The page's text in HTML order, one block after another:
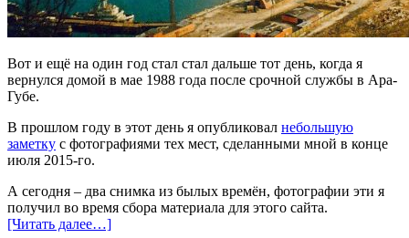
Вот и ещё на один год стал стал дальше тот день, когда я
вернулся домой в мае 1988 года после срочной службы в Ара-
Губе.
В прошлом году в этот день я опубликовал небольшую
заметку с фотографиями тех мест, сделанными мной в конце
июля 2015-го.
А сегодня – два снимка из былых времён, фотографии эти я
получил во время сбора материала для этого сайта.
[Читать далее…]